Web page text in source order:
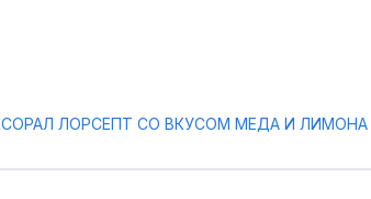
ЛОРСЕПТ СО ВКУСОМ МЕДА И ЛИМОНА